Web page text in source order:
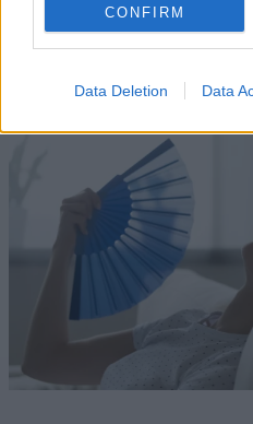
CONFIRM
Data Deletion Data
Minden